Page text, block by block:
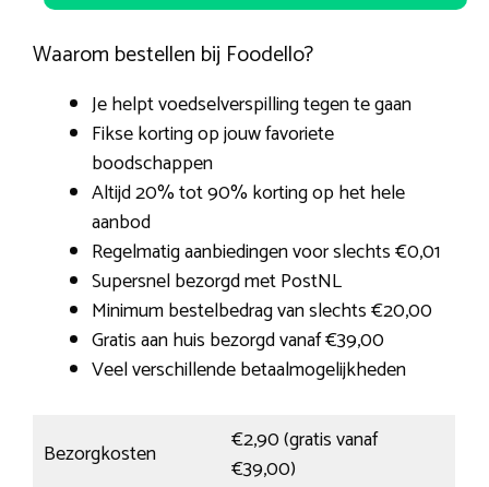
Waarom bestellen bij Foodello?
Je helpt voedselverspilling tegen te gaan
Fikse korting op jouw favoriete
boodschappen
Altijd 20% tot 90% korting op het hele
aanbod
Regelmatig aanbiedingen voor slechts €0,01
Supersnel bezorgd met PostNL
Minimum bestelbedrag van slechts €20,00
Gratis aan huis bezorgd vanaf €39,00
Veel verschillende betaalmogelijkheden
Bezorgkosten
€2,90 (gratis vanaf
€39,00)